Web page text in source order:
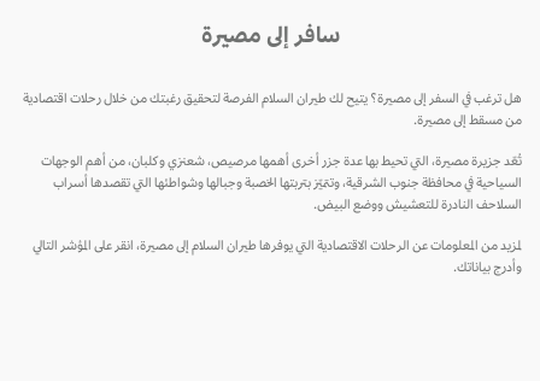
سافر إلى مصيرة
هل ترغب في السفر إلى مصيرة؟ يتيح لك طيران السلام الفرصة لتحقيق رغبتك من خلال رحلات اقتصادية
من مسقط إلى مصيرة.
تُعّد جزيرة مصيرة، التي تحيط بها عدة جزر أخرى أهمها مرصيص، شعنزي وكلبان، من أهم الوجهات
السياحية في محافظة جنوب الشرقية، وتتميّز بتربتها الخصبة وجبالها وشواطئها التي تقصدها أسراب
السلاحف النادرة للتعشيش ووضع البيض.
لمزيد من المعلومات عن الرحلات الاقتصادية التي يوفرها طيران السلام إلى مصيرة، انقر على المؤشر التالي
وأدرج بياناتك.